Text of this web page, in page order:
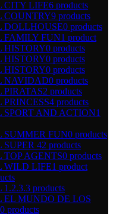
CITY LIFE6 products
COUNTRY9 products
DOLLHOUSE0 products
FAMILY FUN1 product
HISTORY0 products
HISTORY0 products
HISTORY0 products
NAVIDAD0 products
2 products
4 products
AND ACTION1
SUMMER FUN0 products
42 products
AGENTS0 products
WILD LIFE1 product
3 products
EL MUNDO DE LOS
0 products